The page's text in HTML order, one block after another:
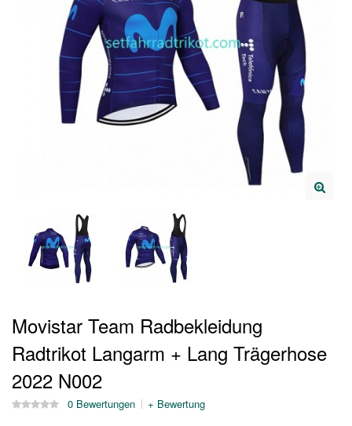
Movistar Team Radbekleidung
Radtrikot Langarm + Lang Trägerhose
2022 N002
0 Bewertungen + Bewertung